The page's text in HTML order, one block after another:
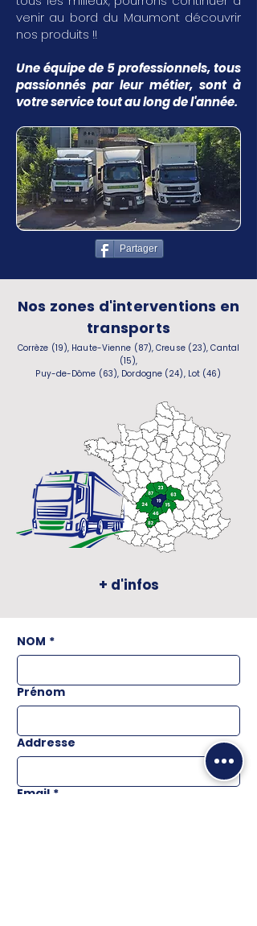
venir au bord du Maumont découvrir
nos produits !!
Une équipe de 5 professionnels, tous
passionnés par leur métier, sont à
votre service tout au long de l'année.
Partager
Nos zones d'interventions en
transports
Corrèze (19), Haute-Vienne (87), Creuse (23), Cantal
(15),
Puy-de-Dôme (63), Dordogne (24), Lot (46)
+ d'infos
NOM *
Prénom
Addresse
Email *